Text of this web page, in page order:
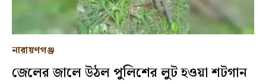
নারায়ণগঞ্জ
জেলের জালে উঠল পুলিশের লুট হওয়া শটগান